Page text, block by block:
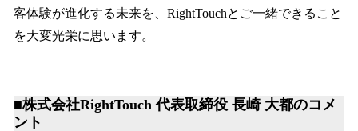
客体験が進化する未来を、RightTouchとご一緒できること
を大変光栄に思います。
■株式会社RightTouch 代表取締役 長崎 大都のコメ
ント